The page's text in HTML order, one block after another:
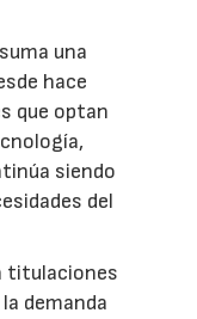
una
hace
que optan
siendo
del
titulaciones
demanda